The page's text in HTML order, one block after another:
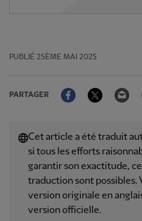
PUBLIÉ 25ÈME MAI 2025
PARTAGER
FacebookTwitter
Cet article a été traduit
si tous les efforts
garantir son exactitude,
traduction sont possibles.
version originale en
version officielle.